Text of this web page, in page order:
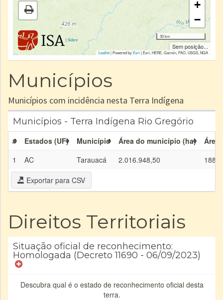
|Sobre
+
−
30 km
Sem posição...
Leaflet| Powered byEsri|Esri, HERE, Garmin, FAO, USGS, NGA
Municípios
Municípios com incidência nesta Terra Indígena
Municípios - Terra Indígena Rio Gregório
# Estados (UF) Município Área do município (ha)
Área
1
AC Tarauacá 2.016.948,50
Exportar para CSV
Direitos Territoriais
Situação oficial de reconhecimento:
Homologada (Decreto 11690 - 06/09/2023)
Descubra qual é o estado de reconhecimento oficial desta
terra.